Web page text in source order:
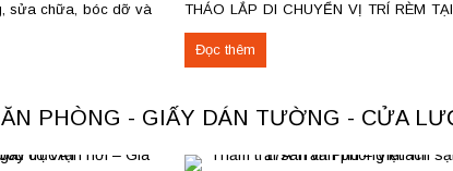
sửa chữa, bóc dỡ và
khu vực Việt Trì,
đang cung cấp Thảm
THÁO LẮP DI CHUYỂN VỊ TRÍ RÈM
Ở HÀ NỘI & TPHCM. Dịch vụ sửa rèm
nhà ở Hà Nội & TPHCM, đội thợ sửa
Đọc thêm
PHÒNG - GIẤY DÁN TƯỜNG - CỬA